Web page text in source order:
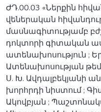
ԺԴ.00.03 «Ներքին
վեներական
մասնագիտությամբ
դոկտորի գիտական
ատենախոսություն ;
Ատենախոսության
Ս. Խ. Ավդալբեկյանի
խորհրդի նիստում ;
Ակովբյան ;